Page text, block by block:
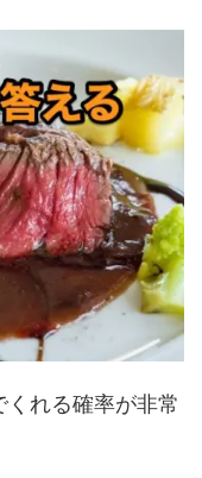
れる確率が非常